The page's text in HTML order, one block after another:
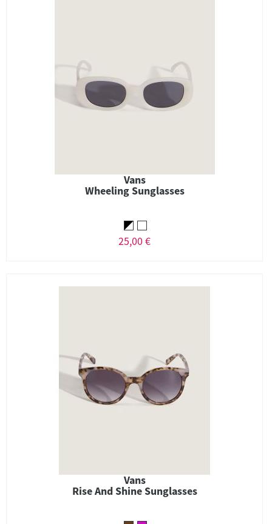
Vans
Wheeling Sunglasses
25,00 €
Vans
Rise And Shine Sunglasses